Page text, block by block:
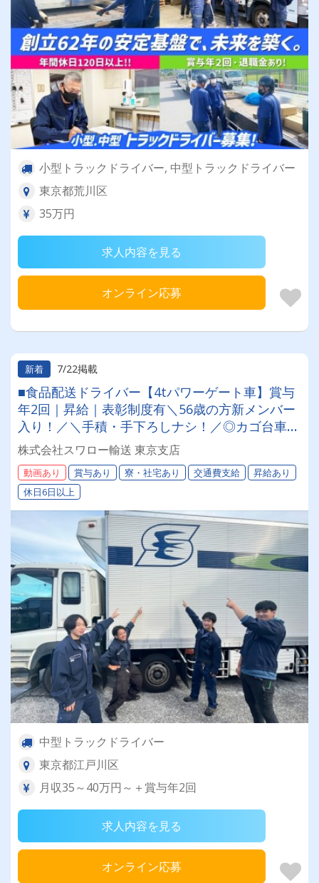
小型トラックドライバー, 中型トラックドライバー
東京都荒川区
35万円
求人内容を見る
オンライン応募
新着 7/22掲載
■食品配送ドライバー【4tパワーゲート車】賞与
年2回｜昇給｜表彰制度有＼56歳の方新メンバー
入り！／＼手積・手下ろしナシ！／◎カゴ台車使
用でカンタン作業♪50代男性女性活躍中！《社宅
完備》《敷金・礼金ゼロ》《1人1台固定車有》
《月給35万円～》
株式会社スワロー輸送 東京支店
動画あり 賞与あり 寮・社宅あり 交通費支給
昇給あり
休日6日以上
中型トラックドライバー
東京都江戸川区
月収35～40万円～＋賞与年2回
求人内容を見る
オンライン応募